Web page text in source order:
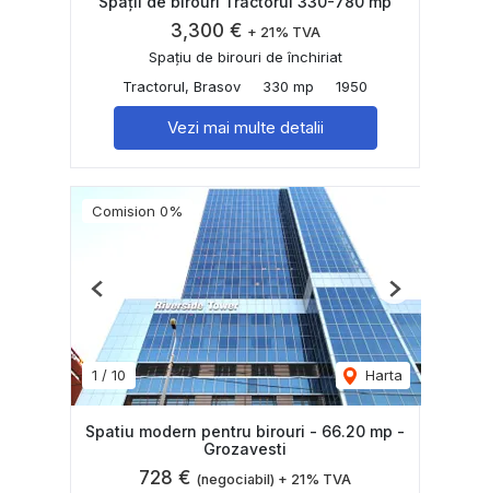
3,300 € + 21% TVA
Spațiu de birouri de închiriat
Tractorul, Brasov
330 mp 1950
Vezi mai multe detalii
Comision 0%
1 / 10 Harta
Previous Next
Spatiu modern pentru birouri - 66.20 mp -
Grozavesti
728 € (negociabil) + 21% TVA